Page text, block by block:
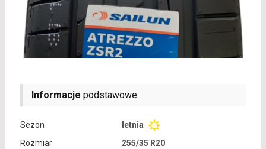
Informacje podstawowe
Sezon
letnia
Rozmiar
255/35 R20